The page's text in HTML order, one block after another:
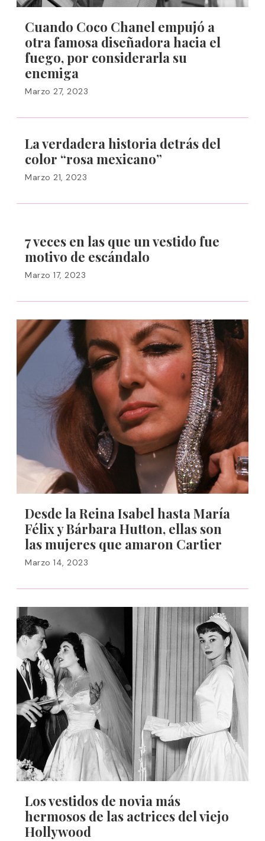
Cuando Coco Chanel empujó a
otra famosa diseñadora hacia el
fuego, por considerarla su
enemiga
Marzo 27, 2023
La verdadera historia detrás del
color “rosa mexicano”
Marzo 21, 2023
7 veces en las que un vestido fue
motivo de escándalo
Marzo 17, 2023
Desde la Reina Isabel hasta María
Félix y Bárbara Hutton, ellas son
las mujeres que amaron Cartier
Marzo 14, 2023
Los vestidos de novia más
hermosos de las actrices del viejo
Hollywood